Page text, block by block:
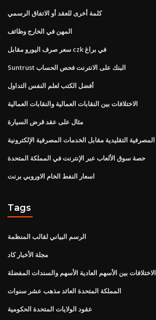
كلمة أخرى للعقد أو الاتفاق الرسمي
المهن في الخارج وظائف
سعر صرف اليورو مقابل czk في براغ
Suntrust البنك على الانترنت فحص الحساب
أفضل الكتب لعلم النفس التداول
الاختلافات بين النقابات العمالية والنقابات العمالية
مثال على عقد قرض السيارة
حصة سوق الألعاب عبر الإنترنت في المملكة المتحدة
اسعار النفط الخام الاوروبي برنت
Tags
الرسم البياني لقالب المنظمة
مجلة الأخبار كاد
الاختلافات بين الأسهم العادية الأسهم والسندات المفضلة
المملكة المتحدة العائد مذهب عشر سنوات
عقود الولايات المتحدة الحكومية